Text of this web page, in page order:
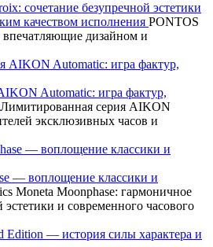
сочетание безупречной эстетики
качеством исполнения PONTOS
дизайном и
Automatic: игра фактур,
Лимитированная серия AIKON
эксклюзивных часов и
— воплощение классики и
Moneta Moonphase: гармоничное
и современного часового